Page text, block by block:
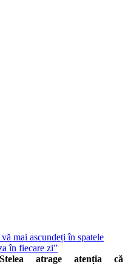
mai ascundeți în spatele
în fiecare zi”
atrage atenția că